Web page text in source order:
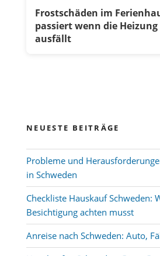
Frostschäden im
passiert wenn die
ausfällt
NEUESTE BEITRÄGE
Probleme und
in Schweden
Checkliste Hauskauf Schweden:
Besichtigung achten musst
Anreise nach Schweden: Auto,